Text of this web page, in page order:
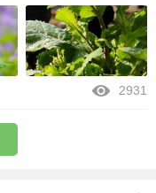
2931